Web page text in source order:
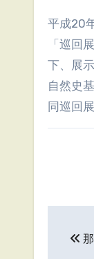
平成
「巡回
下、展
自然史
同巡回